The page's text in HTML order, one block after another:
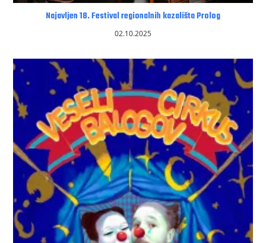
Najavljen 18. Festival regionalnih kazališta Prolog
02.10.2025